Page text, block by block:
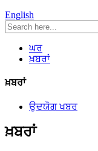
English
ਘਰ
ਖ਼ਬਰਾਂ
ਖ਼ਬਰਾਂ
ਉਦਯੋਗ ਖਬਰ
ਖ਼ਬਰਾਂ